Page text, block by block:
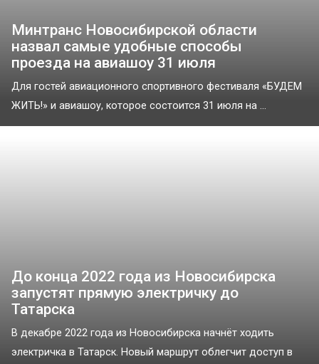
Минтранс Новосибирской области
назвал самые удобные способы
проезда на авиашоу 31 июля
Для гостей авиационного спортивного фестиваля «БУДЕМ
ЖИТЬ!» и авиашоу, которое состоится 31 июля на ...
До конца 2022 года из Новосибирска
запустят прямую электричку до
Татарска
В декабре 2022 года из Новосибирска начнёт ходить
электричка в Татарск. Новый маршрут облегчит доступ в